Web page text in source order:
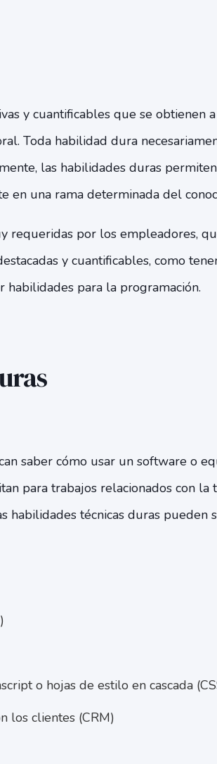
y cuantificables que se obtienen
Toda habilidad dura
las habilidades duras
en una rama determinada del
requeridas por los empleadores,
y cuantificables, como
habilidades para la programación.
saber cómo usar un software o
para trabajos relacionados con la
habilidades técnicas duras pueden
o hojas de estilo en cascada
los clientes (CRM)